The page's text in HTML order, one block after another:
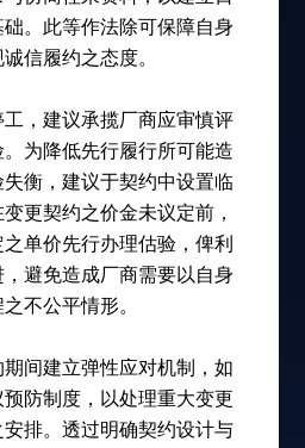
。此等作法除可保障自身
信履约之态度。
，建议承揽厂商应审慎评
为降低先行履行所可能造
衡，建议于契约中设置临
更契约之价金未议定前，
单价先行办理估验，俾利
避免造成厂商需要以自身
不公平情形。
间建立弹性应对机制，如
防制度，以处理重大变更
排。透过明确契约设计与